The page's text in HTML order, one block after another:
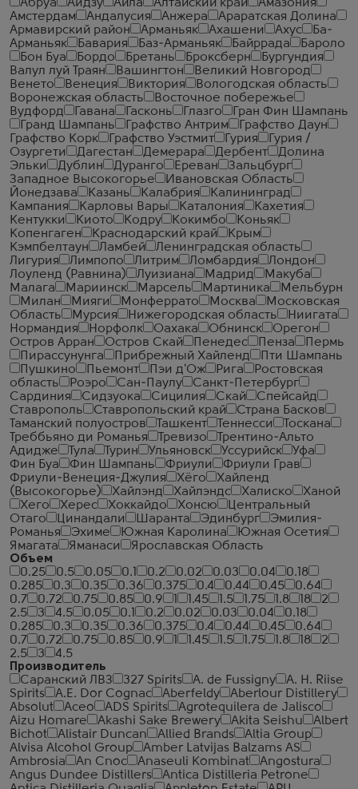
Абруа
Аидзу Айла Алтайский край
Амазония
Амстердам
Андалусия Анжера
Араратская Долина
Армавирский район
Арманьяк Ахашени Ахус
Ба-
Арманьяк
Бавария Баз-Арманьяк Байррада
Бароло
Бон Буа
Бордо Бретань Броксберн
Бургундия
Валул луй Траян
Вашингтон
Великий Новгород
Венето
Венеция Виктория
Вологодская область
Воронежская область
Восточное побережье
Вудфорд
Гавана Гасконь Глазго
Гран Фин Шампань
Гранд Шампань
Графство Антрим
Графство Даун
Графство Корк
Графство Уэстмит Гурия
Гурия /
Озургети
Дагестан Демерара Дербент
Долина
Эльки
Дублин Дуранго Ереван
Зальцбург
Западное Высокогорье
Ивановская Область
Йонедзава
Казань Калабрия
Калининград
Кампания
Карловы Вары Каталония
Кахетия
Кентукки
Киото Кодру Кокимбо
Коньяк
Копенгаген
Краснодарский край
Крым
Кэмпбелтаун
Ламбей
Ленинградская область
Лигурия
Лимпопо Литрим Ломбардия
Лондон
Лоуленд (Равнина)
Луизиана Мадрид
Макуба
Малага
Мариинск Марсель Мартиника
Мельбурн
Милан
Мияги Монферрато Москва
Московская
Область
Мурсия Нижегородская область
Ниигата
Нормандия
Норфолк Оахака Обнинск
Орегон
Остров Арран
Остров Скай Пенедес Пенза
Пермь
Пирассунунга
Прибрежный Хайленд
Пти Шампань
Пушкино
Пьемонт Пэи д'Ож Рига
Ростовская
область
Роэро Сан-Паулу
Санкт-Петербург
Сардиния
Сидзуока Сицилия Скай
Спейсайд
Ставрополь
Ставропольский край
Страна Басков
Таманский полуостров
Ташкент Теннесси
Тоскана
Треббьяно ди Романья
Тревизо
Трентино-Альто
Адидже
Тула Турин Ульяновск Уссурийск
Уфа
Фин Буа
Фин Шампань Фриули
Фриули Грав
Фриули-Венеция-Джулия
Хёго
Хайленд
(Высокогорье)
Хайлэнд Хайлэндс Халиско
Ханой
Хего
Херес Хоккайдо Хонсю
Центральный
Отаго
Цинандали Шаранта Эдинбург
Эмилия-
Романья
Эхиме Южная Каролина
Южная Осетия
Ямагата
Яманаси
Ярославская Область
Объем
0.25
0.5 0.05 0.1 0.2 0.02 0.03 0.04
0.18
0.285
0.3 0.35 0.36 0.375 0.4 0.44 0.45
0.64
0.7
0.72 0.75 0.85 0.9 1.45 1.5 1.75 1.8 18
2
2.5
3 4.5 0.05 0.1 0.2 0.02 0.03 0.04
0.18
0.285
0.3 0.35 0.36 0.375 0.4 0.44 0.45
0.64
0.7
0.72 0.75 0.85 0.9 1.45 1.5 1.75 1.8 18
2
2.5
3
4.5
Производитель
Саранский ЛВЗ
327 Spirits A. de Fussigny
A. H. Riise
Spirits
A.E. Dor Cognac Aberfeldy
Aberlour Distillery
Absolut
Aceo ADS Spirits
Agrotequilera de Jalisco
Aizu Homare
Akashi Sake Brewery Akita Seishu
Albert
Bichot
Alistair Duncan Allied Brands
Altia Group
Alvisa Alcohol Group
Amber Latvijas Balzams AS
Ambrosia
An Cnoc Anaseuli Kombinat
Angostura
Angus Dundee Distillers
Antica Distilleria Petrone